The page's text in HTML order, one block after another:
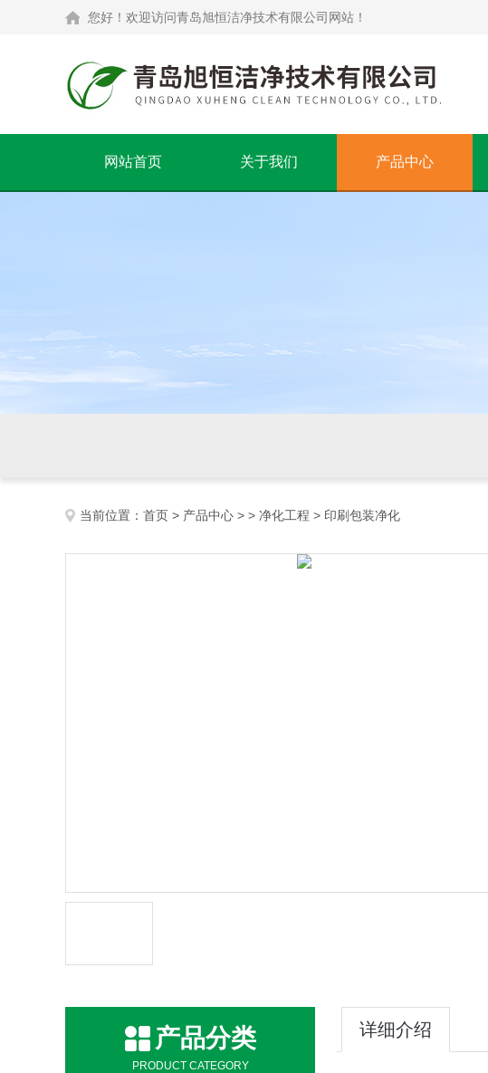
您好！欢迎访问青岛旭恒洁净技术有限公司网站！
网站首页 关于我们 产品中心
当前位置： 首页 > 产品中心 > > 净化工程 > 印刷包装净化
产品分类
PRODUCT CATEGORY
详细介绍